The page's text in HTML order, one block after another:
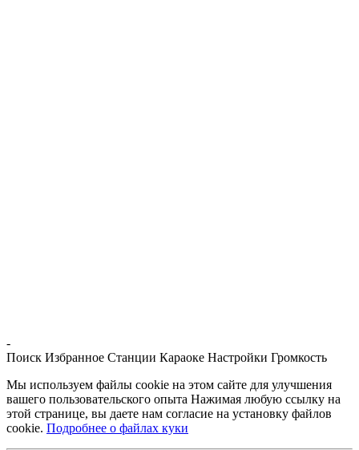
-
Поиск Избранное Станции Караоке Настройки Громкость
Мы используем файлы cookie на этом сайте для улучшения
вашего пользовательского опыта Нажимая любую ссылку на
этой странице, вы даете нам согласие на установку файлов
cookie. Подробнее о файлах куки